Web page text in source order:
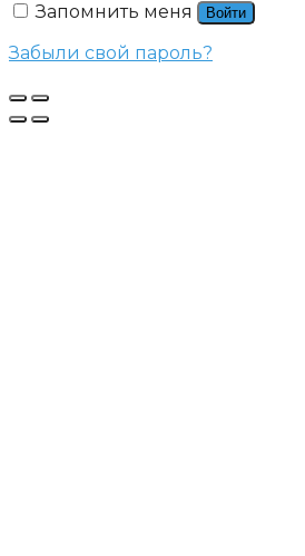
Запомнить меня
Войти
Забыли свой пароль?